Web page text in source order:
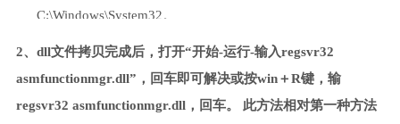
C:\Windows\System32。
2、dll文件拷贝完成后，打开“开始-运行-输入regsvr32
asmfunctionmgr.dll”，回车即可解决或按win＋R键，输
regsvr32 asmfunctionmgr.dll，回车。 此方法相对第一种方法